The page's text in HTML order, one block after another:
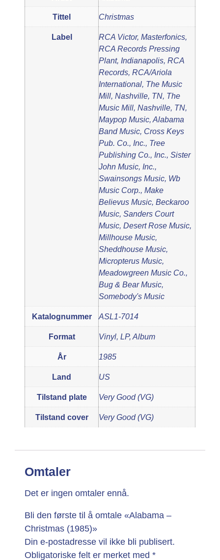
Tittel Christmas
Label
RCA Victor, Masterfonics,
RCA Records Pressing
Plant, Indianapolis, RCA
Records, RCA/Ariola
International, The Music
Mill, Nashville, TN, The
Music Mill, Nashville, TN,
Maypop Music, Alabama
Band Music, Cross Keys
Pub. Co., Inc., Tree
Publishing Co., Inc., Sister
John Music, Inc.,
Swainsongs Music, Wb
Music Corp., Make
Believus Music, Beckaroo
Music, Sanders Court
Music, Desert Rose Music,
Millhouse Music,
Sheddhouse Music,
Micropterus Music,
Meadowgreen Music Co.,
Bug & Bear Music,
Somebody's Music
Katalognummer ASL1-7014
Format Vinyl, LP, Album
År 1985
Land US
Tilstand plate Very Good (VG)
Tilstand cover Very Good (VG)
Omtaler
Det er ingen omtaler ennå.
Bli den første til å omtale «Alabama –
Christmas (1985)»
Din e-postadresse vil ikke bli publisert.
Obligatoriske felt er merket med *